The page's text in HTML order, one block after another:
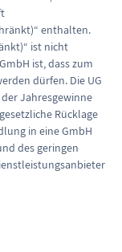
enthalten.
ist nicht
ist, dass zum
dürfen. Die UG
Jahresgewinne
Rücklage
in eine GmbH
des geringen